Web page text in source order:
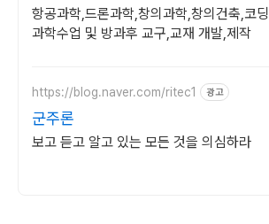
증 조립드론
항공과학,드론과학,창의과학,창의건축,코딩
과학수업 및 방과후 교구,교재 개발,제작
https://blog.naver.com/ritec1 광고
군주론
보고 듣고 알고 있는 모든 것을 의심하라